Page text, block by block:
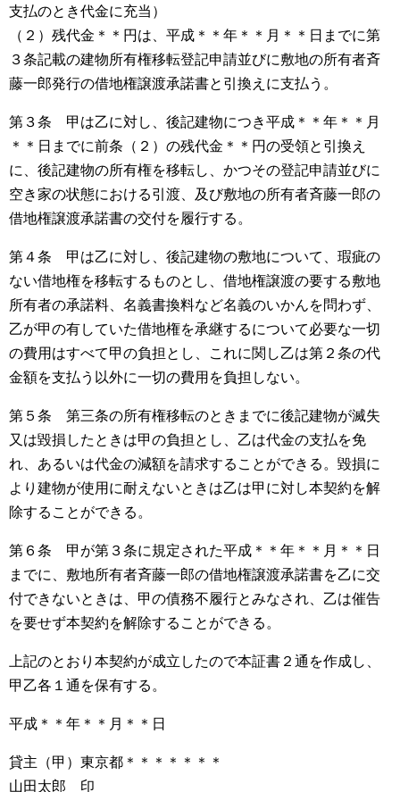
支払のとき代金に充当）
（２）残代金＊＊円は、平成＊＊年＊＊月＊＊日までに第
３条記載の建物所有権移転登記申請並びに敷地の所有者斉
藤一郎発行の借地権譲渡承諾書と引換えに支払う。
第３条 甲は乙に対し、後記建物につき平成＊＊年＊＊月
＊＊日までに前条（２）の残代金＊＊円の受領と引換え
に、後記建物の所有権を移転し、かつその登記申請並びに
空き家の状態における引渡、及び敷地の所有者斉藤一郎の
借地権譲渡承諾書の交付を履行する。
第４条 甲は乙に対し、後記建物の敷地について、瑕疵の
ない借地権を移転するものとし、借地権譲渡の要する敷地
所有者の承諾料、名義書換料など名義のいかんを問わず、
乙が甲の有していた借地権を承継するについて必要な一切
の費用はすべて甲の負担とし、これに関し乙は第２条の代
金額を支払う以外に一切の費用を負担しない。
第５条 第三条の所有権移転のときまでに後記建物が滅失
又は毀損したときは甲の負担とし、乙は代金の支払を免
れ、あるいは代金の減額を請求することができる。毀損に
より建物が使用に耐えないときは乙は甲に対し本契約を解
除することができる。
第６条 甲が第３条に規定された平成＊＊年＊＊月＊＊日
までに、敷地所有者斉藤一郎の借地権譲渡承諾書を乙に交
付できないときは、甲の債務不履行とみなされ、乙は催告
を要せず本契約を解除することができる。
上記のとおり本契約が成立したので本証書２通を作成し、
甲乙各１通を保有する。
平成＊＊年＊＊月＊＊日
貸主（甲）東京都＊＊＊＊＊＊＊
山田太郎 印